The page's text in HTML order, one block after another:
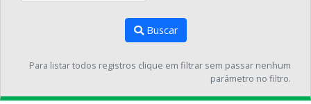
Buscar
Para listar todos registros clique em filtrar sem passar nenhum
parâmetro no filtro.